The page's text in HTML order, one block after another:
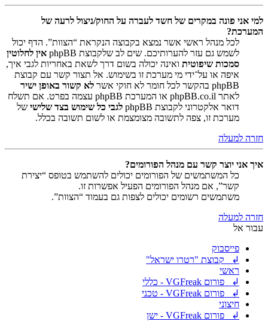
למי אני פונה במקרים של חשד לעברה על החוק/ניצול לרעה של
המערכת?
לכל מנהל ראשי אשר נמצא בקבוצה הנקראת “הצוות”. הדף יכול
לשמש גם עזר להערותיכם. שים לב שלקבוצת phpBB
אין לחלוטין
סמכות שיפוטית ואינה יכולה בשום דרך לשאת באחריות לגבי איך,
איפה או על־ידי מי מערכת זו בשימוש. אל תצור קשר עם קבוצת
phpBB בהקשר לכל חומר לא חוקי אשר
לא קשור באופן ישיר
לאתר phpBB.co.il או המערכת phpBB עצמה בפרט. אם תשלח
דואר אלקטרוני לקבוצת phpBB
לגבי כל שימוש בצד שלישי של
מערכת זו, צפה לתשובה מצומצמת או לשום תשובה בכלל.
חזרה למעלה
איך אני יוצר קשר עם מנהל הפורומים?
כל המשתמשים של הפורומים יכולים להשתמש בטופס “יצירת
קשר”, אם מנהל הפורומים הפעיל אפשרות זו.
משתמשים רשומים יכולים לצפות גם בעמוד “הצוות”.
חזרה למעלה
עבור אל
פייסבוק
↲ קבוצת "רטרו ישראל"
ראשי
↲ פורום VGFreak - כללי
↲ פורום VGFreak - טכני
חיצוני
↲ פורום VGFreak - ישן